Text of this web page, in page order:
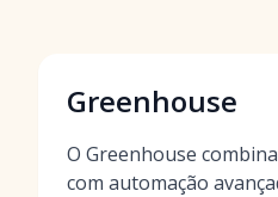
Greenhouse
O Greenhouse
com automação